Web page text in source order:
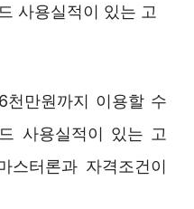
사용실적이 있는 고
천만원까지 이용할 수
사용실적이 있는 고
스터론과 자격조건이